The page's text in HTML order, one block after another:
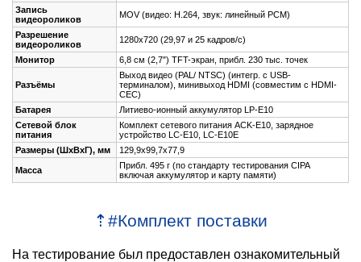
Запись
видеороликов
MOV (видео: H.264, звук: линейный PCM)
Разрешение
видеороликов
1280x720 (29,97 и 25 кадров/с)
Монитор 6,8 см (2,7″) TFT-экран, прибл. 230 тыс. точек
Pазъёмы
Выход видео (PAL/ NTSC) (интегр. с USB-
терминалом), минивыход HDMI (совместим с HDMI-
CEC)
Батарея
Литиево-ионный аккумулятор LP-E10
Сетевой блок
питания
Комплект сетевого питания ACK-E10, зарядное
устройство LC-E10, LC-E10E
Размеры (ШxВxГ), мм
129,9x99,7x77,9
Масса
Прибл. 495 г (по стандарту тестирования CIPA
включая аккумулятор и карту памяти)
⇡ #Комплект поставки
На тестирование был предоставлен ознакомительный